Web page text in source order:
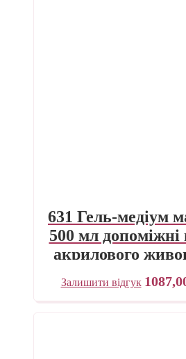
631 Гель-медіум
500 мл допоміжні
акрилового
Залишити відгук